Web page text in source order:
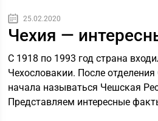
25.02.2020
Чехия —
С 1918 по 1993 год страна
Чехословакии. После
начала называться Чешская
Представляем интересные